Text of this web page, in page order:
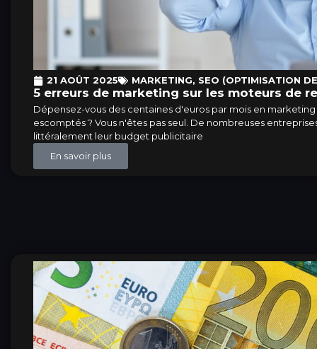
21 AOÛT 2025 MARKETING, SEO (OPTIMISATION
5 erreurs de marketing sur les moteurs de
Dépensez-vous des centaines d'euros par mois en
escomptés ? Vous n'êtes pas seul. De nombreuses
littéralement leur budget publicitaire
En savoir plus